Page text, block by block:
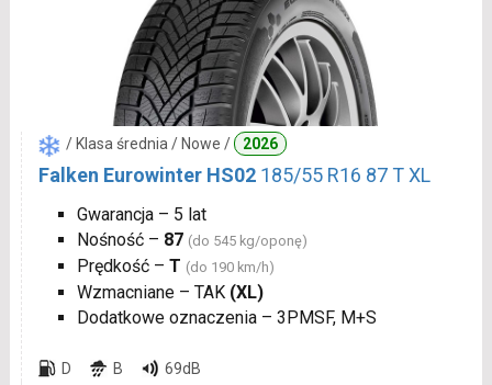
/ Klasa średnia / Nowe / 2026
Falken Eurowinter HS02 185/55 R16 87 T XL
Gwarancja – 5 lat
Nośność – 87 (do 545 kg/oponę)
Prędkość – T (do 190 km/h)
Wzmacniane – TAK (XL)
Dodatkowe oznaczenia – 3PMSF, M+S
D B 69dB